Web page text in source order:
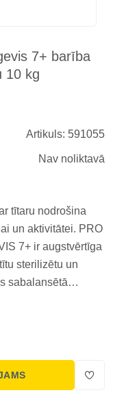
7+ barība
10 kg
Artikuls: 591055
Nav noliktavā
tītaru nodrošina
un aktivitātei. PRO
7+ ir augstvērtīga
sterilizētu un
sabalansētā
veselīgu